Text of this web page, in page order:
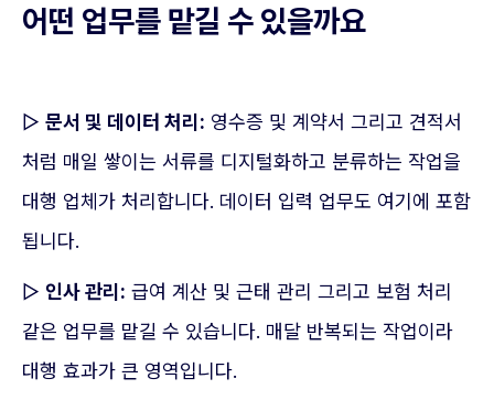
어떤 업무를 맡길 수 있을까요
▷ 문서 및 데이터 처리: 영수증 및 계약서 그리고 견적서
처럼 매일 쌓이는 서류를 디지털화하고 분류하는 작업을
대행 업체가 처리합니다. 데이터 입력 업무도 여기에 포함
됩니다.
▷ 인사 관리: 급여 계산 및 근태 관리 그리고 보험 처리
같은 업무를 맡길 수 있습니다. 매달 반복되는 작업이라
대행 효과가 큰 영역입니다.